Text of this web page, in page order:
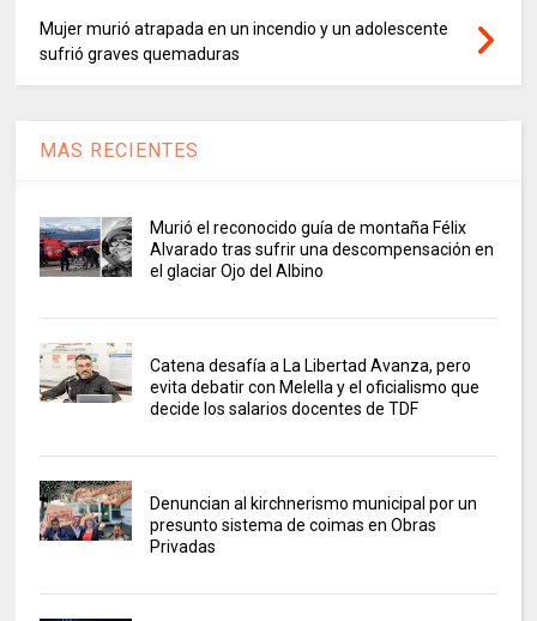
Mujer murió atrapada en un incendio y un adolescente
sufrió graves quemaduras
MAS RECIENTES
Murió el reconocido guía de montaña Félix
Alvarado tras sufrir una descompensación en
el glaciar Ojo del Albino
Catena desafía a La Libertad Avanza, pero
evita debatir con Melella y el oficialismo que
decide los salarios docentes de TDF
Denuncian al kirchnerismo municipal por un
presunto sistema de coimas en Obras
Privadas